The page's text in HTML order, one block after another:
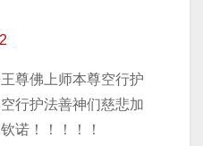
尊佛上师本尊空行护
行护法善神们慈悲加
诺！！！！！